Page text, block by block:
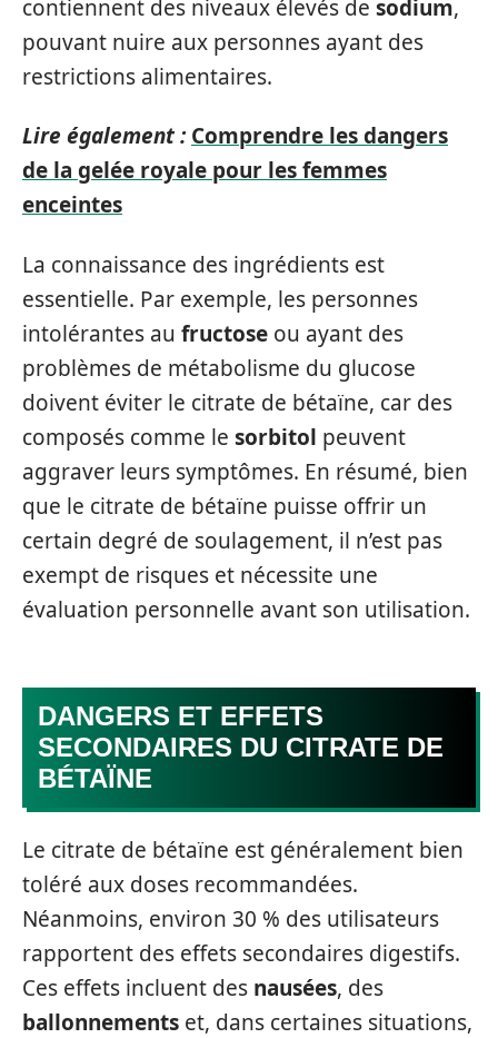
contiennent des niveaux élevés de sodium,
pouvant nuire aux personnes ayant des
restrictions alimentaires.
Lire également : Comprendre les dangers
de la gelée royale pour les femmes
enceintes
La connaissance des ingrédients est
essentielle. Par exemple, les personnes
intolérantes au fructose ou ayant des
problèmes de métabolisme du glucose
doivent éviter le citrate de bétaïne, car des
composés comme le sorbitol peuvent
aggraver leurs symptômes. En résumé, bien
que le citrate de bétaïne puisse offrir un
certain degré de soulagement, il n’est pas
exempt de risques et nécessite une
évaluation personnelle avant son utilisation.
DANGERS ET EFFETS
SECONDAIRES DU CITRATE DE
BÉTAÏNE
Le citrate de bétaïne est généralement bien
toléré aux doses recommandées.
Néanmoins, environ 30 % des utilisateurs
rapportent des effets secondaires digestifs.
Ces effets incluent des nausées, des
ballonnements et, dans certaines situations,